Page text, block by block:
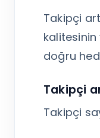
Takipçi
kalitesinin
doğru
Takipçi
Takipçi